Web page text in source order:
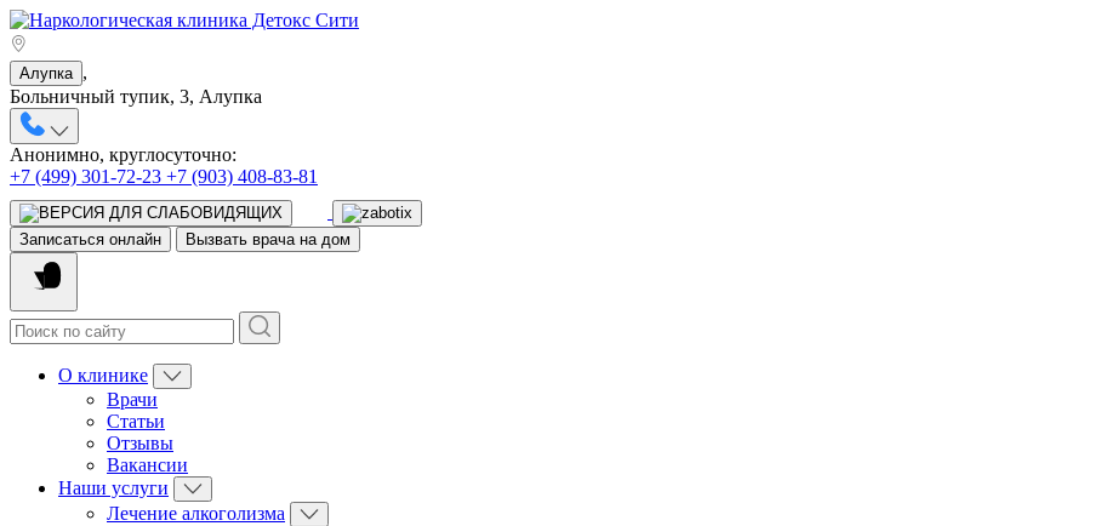
Алупка ,
Больничный тупик, 3, Алупка
Анонимно, круглосуточно:
+7 (499) 301-72-23 +7 (903) 408-83-81
Записаться онлайн Вызвать врача на дом
О клинике
Врачи
Статьи
Отзывы
Вакансии
Наши услуги
Лечение алкоголизма